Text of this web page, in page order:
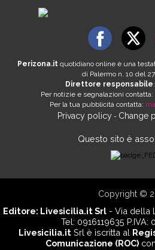
Perizona.it quotidiano online è una
di Palermo n. 10 del
Direttore responsabile
Per notizie e segnalazioni contatta:
Per la tua pubblicità contatta:
Privacy policy- Change
Questo sito è
Copyright ©
Editore: Livesicilia.it Srl - Via della
Tel: 0916119635 P.IVA:
Livesicilia.it Srl è iscritta al
Comunicazione (ROC)